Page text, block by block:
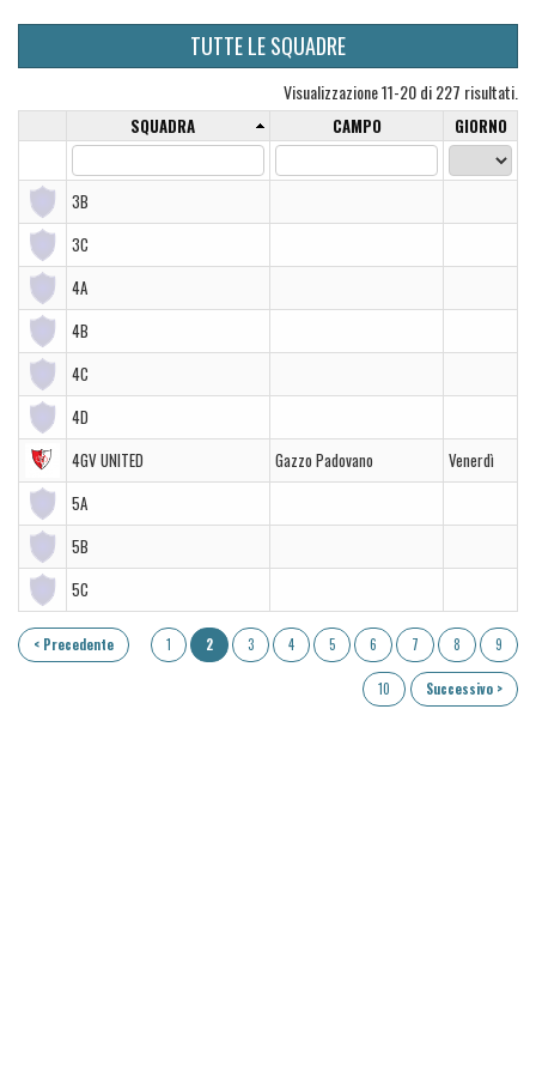
TUTTE LE SQUADRE
Visualizzazione 11-20 di 227 risultati.
SQUADRA CAMPO GIORNO
3B
3C
4A
4B
4C
4D
4GV UNITED
Gazzo Padovano
Venerdì
5A
5B
5C
< Precedente 1 2 3 4 5 6 7 8 9
10 Successivo >